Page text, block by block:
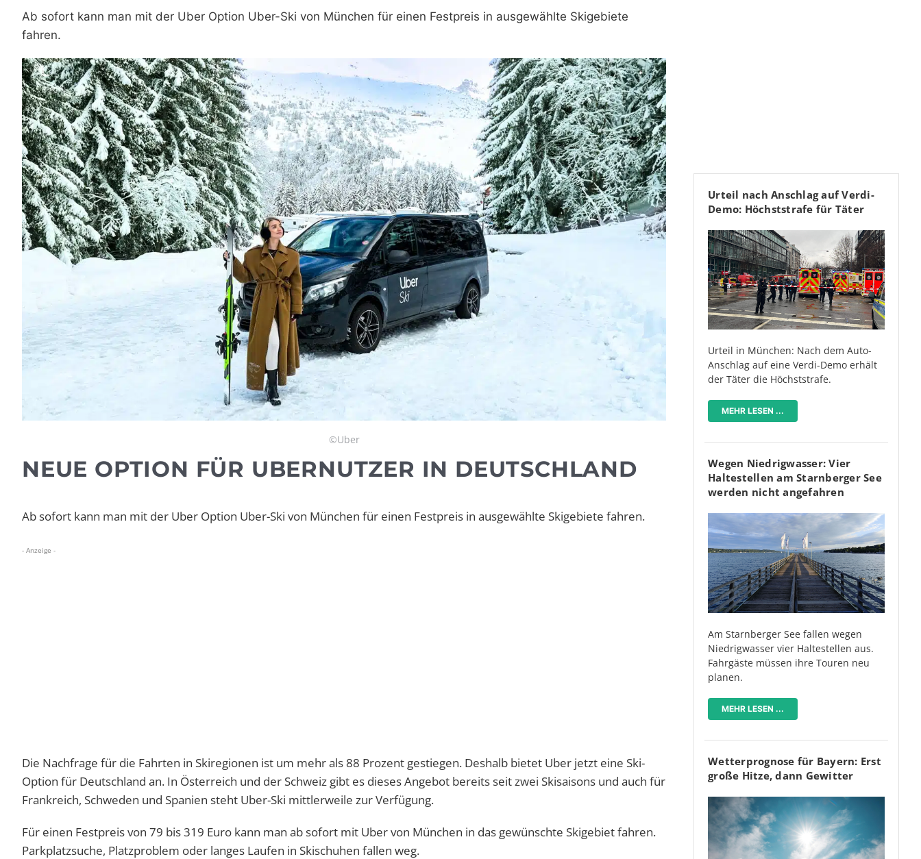
Ab sofort kann man mit der Uber Option Uber-Ski von München für einen Festpreis in ausgewählte Skigebiete
fahren.
©Uber
NEUE OPTION FÜR UBERNUTZER IN DEUTSCHLAND
Ab sofort kann man mit der Uber Option Uber-Ski von München für einen Festpreis in ausgewählte Skigebiete fahren.
- Anzeige -
Die Nachfrage für die Fahrten in Skiregionen ist um mehr als 88 Prozent gestiegen. Deshalb bietet Uber jetzt eine Ski-
Option für Deutschland an. In Österreich und der Schweiz gibt es dieses Angebot bereits seit zwei Skisaisons und auch für
Frankreich, Schweden und Spanien steht Uber-Ski mittlerweile zur Verfügung.
Für einen Festpreis von 79 bis 319 Euro kann man ab sofort mit Uber von München in das gewünschte Skigebiet fahren.
Parkplatzsuche, Platzproblem oder langes Laufen in Skischuhen fallen weg.
Urteil nach Anschlag auf Verdi-
Demo: Höchststrafe für Täter
Urteil in München: Nach dem Auto-
Anschlag auf eine Verdi-Demo erhält
der Täter die Höchststrafe.
MEHR LESEN ...
Wegen Niedrigwasser: Vier
Haltestellen am Starnberger See
werden nicht angefahren
Am Starnberger See fallen wegen
Niedrigwasser vier Haltestellen aus.
Fahrgäste müssen ihre Touren neu
planen.
MEHR LESEN ...
Wetterprognose für Bayern: Erst
große Hitze, dann Gewitter